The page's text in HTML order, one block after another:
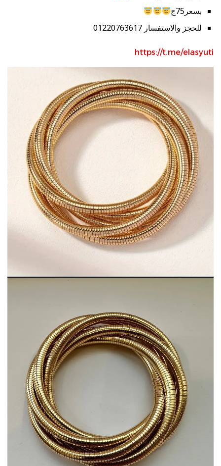
بسعر75ج
للحجز والاستفسار 01220763617
https://t.me/elasyuti